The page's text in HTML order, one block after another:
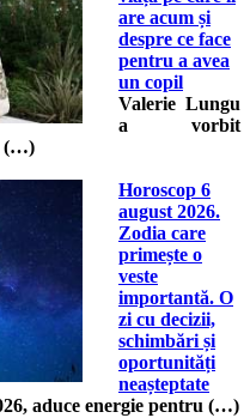
are acum și
despre ce face
pentru a avea
un copil
Valerie Lungu
a vorbit
(…)
Horoscop 6
august 2026.
Zodia care
primește o
veste
importantă. O
zi cu decizii,
schimbări și
oportunități
neașteptate
aduce energie pentru (…)